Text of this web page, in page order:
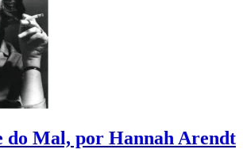
do Mal, por Hannah Arendt